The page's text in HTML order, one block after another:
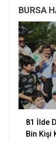
BURSA
81 İlde
Bin Kişi